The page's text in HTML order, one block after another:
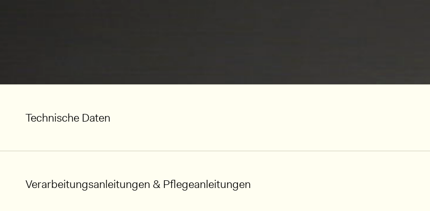
Technische Daten
Verarbeitungsanleitungen & Pflegeanleitungen